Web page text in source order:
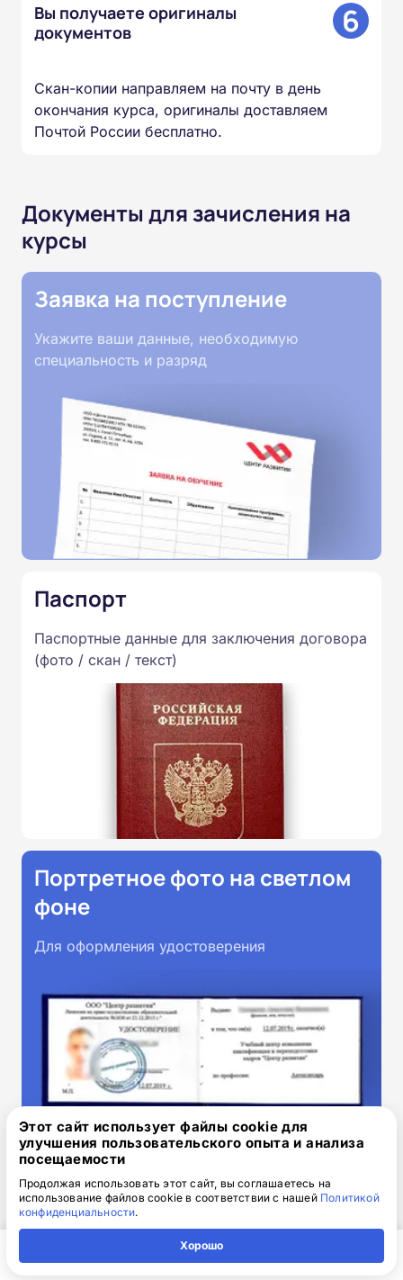
Вы получаете оригиналы
документов
6
Скан-копии направляем на почту в день
окончания курса, оригиналы доставляем
Почтой России бесплатно.
Документы для зачисления на
курсы
Заявка на поступление
Укажите ваши данные, необходимую
специальность и разряд
Паспорт
Паспортные данные для заключения договора
(фото / скан / текст)
Портретное фото на светлом
фоне
Для оформления удостоверения
Адрес
Для доставки оригиналов документов
Этот сайт использует файлы cookie для
улучшения пользовательского опыта и анализа
посещаемости
Продолжая использовать этот сайт, вы соглашаетесь на
использование файлов cookie в соответствии с нашей Политикой
конфиденциальности.
Хорошо